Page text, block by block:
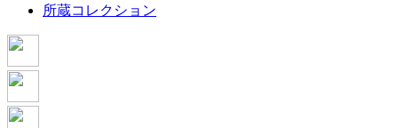
所蔵コレクション